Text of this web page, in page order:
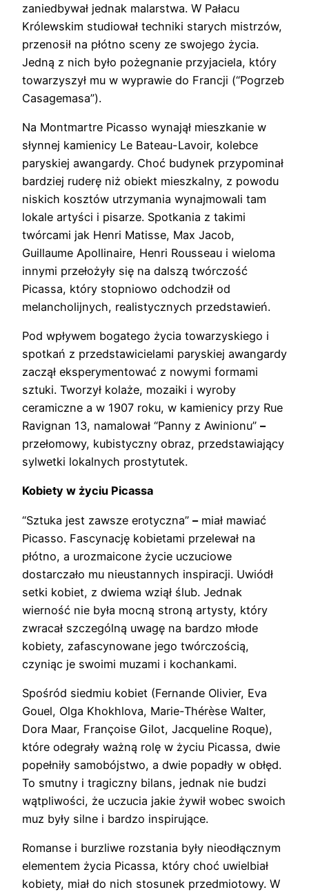
zaniedbywał jednak malarstwa. W Pałacu
Królewskim studiował techniki starych mistrzów,
przenosił na płótno sceny ze swojego życia.
Jedną z nich było pożegnanie przyjaciela, który
towarzyszył mu w wyprawie do Francji (“Pogrzeb
Casagemasa”).
Na Montmartre Picasso wynajął mieszkanie w
słynnej kamienicy Le Bateau-Lavoir, kolebce
paryskiej awangardy. Choć budynek przypominał
bardziej ruderę niż obiekt mieszkalny, z powodu
niskich kosztów utrzymania wynajmowali tam
lokale artyści i pisarze. Spotkania z takimi
twórcami jak Henri Matisse, Max Jacob,
Guillaume Apollinaire, Henri Rousseau i wieloma
innymi przełożyły się na dalszą twórczość
Picassa, który stopniowo odchodził od
melancholijnych, realistycznych przedstawień.
Pod wpływem bogatego życia towarzyskiego i
spotkań z przedstawicielami paryskiej awangardy
zaczął eksperymentować z nowymi formami
sztuki. Tworzył kolaże, mozaiki i wyroby
ceramiczne a w 1907 roku, w kamienicy przy Rue
Ravignan 13, namalował “Panny z Awinionu” –
przełomowy, kubistyczny obraz, przedstawiający
sylwetki lokalnych prostytutek.
Kobiety w życiu Picassa
“Sztuka jest zawsze erotyczna” –miał mawiać
Picasso. Fascynację kobietami przelewał na
płótno, a urozmaicone życie uczuciowe
dostarczało mu nieustannych inspiracji. Uwiódł
setki kobiet, z dwiema wziął ślub. Jednak
wierność nie była mocną stroną artysty, który
zwracał szczególną uwagę na bardzo młode
kobiety, zafascynowane jego twórczością,
czyniąc je swoimi muzami i kochankami.
Spośród siedmiu kobiet (Fernande Olivier, Eva
Gouel, Olga Khokhlova, Marie-Thérèse Walter,
Dora Maar, Françoise Gilot, Jacqueline Roque),
które odegrały ważną rolę w życiu Picassa, dwie
popełniły samobójstwo, a dwie popadły w obłęd.
To smutny i tragiczny bilans, jednak nie budzi
wątpliwości, że uczucia jakie żywił wobec swoich
muz były silne i bardzo inspirujące.
Romanse i burzliwe rozstania były nieodłącznym
elementem życia Picassa, który choć uwielbiał
kobiety, miał do nich stosunek przedmiotowy. W